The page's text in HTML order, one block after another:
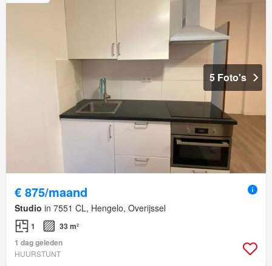
5 Foto's
€ 875/maand
Studio in 7551 CL, Hengelo, Overijssel
1
33 m²
1 dag geleden
HUURSTUNT